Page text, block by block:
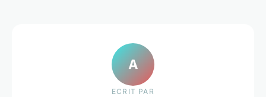
A
ECRIT PAR